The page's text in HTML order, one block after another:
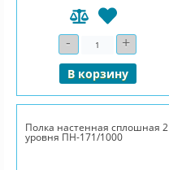
- Количество+
В корзину
Полка настенная сплошная 2
уровня ПН-171/1000